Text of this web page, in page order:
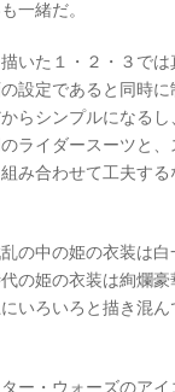
一緒だ。
いた１・２・３で
設定であると同時
らシンプルになるし
ライダースーツと、
み合わせて工夫する
の中の姫の衣装は白
の姫の衣装は絢爛
いろいろと描き混
ー・ウォーズのア